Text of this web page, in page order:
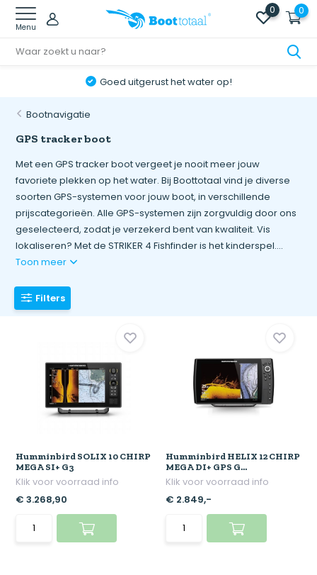
Menu
0 0
Goed uitgerust het water op!
Bootnavigatie
GPS tracker boot
Met een GPS tracker boot vergeet je nooit meer jouw
favoriete plekken op het water. Bij Boottotaal vind je diverse
soorten GPS-systemen voor jouw boot, in verschillende
prijscategorieën. Alle GPS-systemen zijn zorgvuldig door ons
geselecteerd, zodat je verzekerd bent van kwaliteit. Vis
lokaliseren? Met de STRIKER 4 Fishfinder is het kinderspel....
Toon meer
Filters
Humminbird SOLIX 10 CHIRP
MEGA SI+ G3
Klik voor voorraad info
€ 3.268,90
Humminbird HELIX 12 CHIRP
MEGA DI+ GPS G...
Klik voor voorraad info
€ 2.849,-